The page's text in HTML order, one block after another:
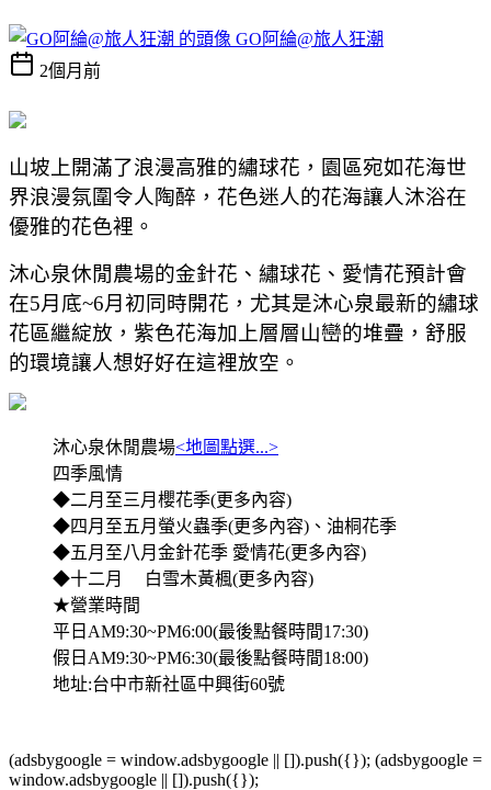
GO阿綸@旅人狂潮
2個月前
山坡上開滿了浪漫高雅的繡球花， 園區宛如花海世
界浪漫氛圍令人陶醉，花色迷人的花海讓人沐浴在
優雅的花色裡。
沐心泉休閒農場的金針花、繡球花、愛情花預計會
在5月底~6月初同時開花，尤其是沐心泉最新的繡球
花區繼綻放，紫色花海加上層層山巒的堆疊，舒服
的環境讓人想好好在這裡放空。
沐心泉休閒農場<地圖點選...>
四季風情
◆二月至三月櫻花季(更多內容)
◆四月至五月螢火蟲季(更多內容)、油桐花季
◆五月至八月金針花季 愛情花(更多內容)
◆十二月 白雪木黃楓(更多內容)
★營業時間
平日AM9:30~PM6:00(最後點餐時間17:30)
假日AM9:30~PM6:30(最後點餐時間18:00)
地址:台中市新社區中興街60號
(adsbygoogle = window.adsbygoogle || []).push({}); (adsbygoogle =
window.adsbygoogle || []).push({});